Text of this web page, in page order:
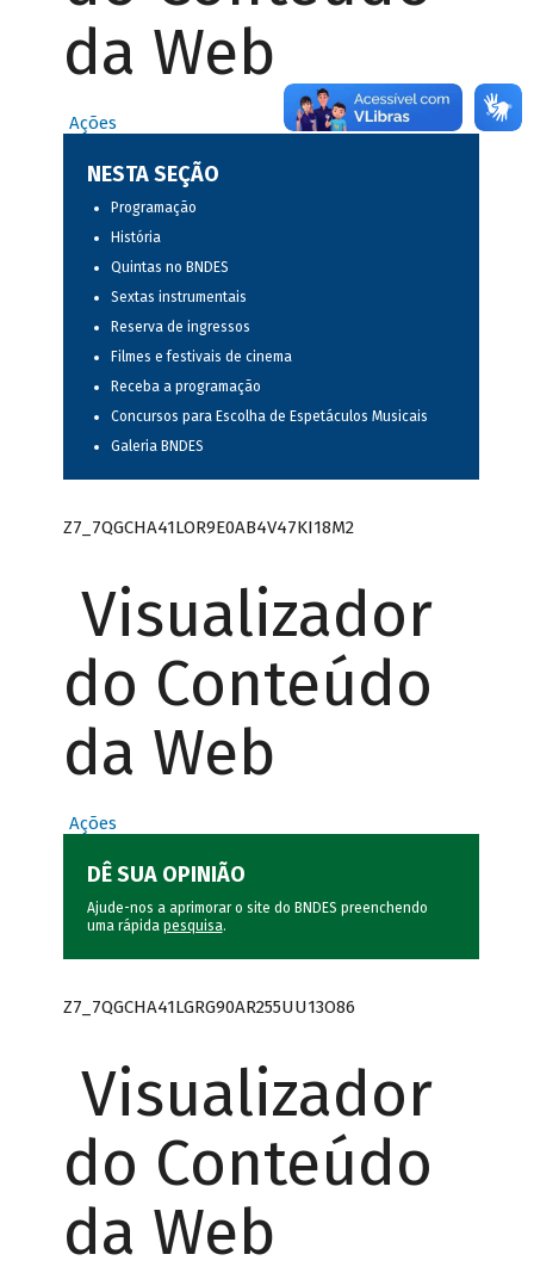
da Web
Ações
NESTA SEÇÃO
Programação
História
Quintas no BNDES
Sextas instrumentais
Reserva de ingressos
Filmes e festivais de cinema
Receba a programação
Concursos para Escolha de Espetáculos Musicais
Galeria BNDES
Z7_7QGCHA41LOR9E0AB4V47KI18M2
Visualizador
do Conteúdo
da Web
Ações
DÊ SUA OPINIÃO
Ajude-nos a aprimorar o site do BNDES preenchendo
uma rápida pesquisa.
Z7_7QGCHA41LGRG90AR255UU13O86
Visualizador
do Conteúdo
da Web